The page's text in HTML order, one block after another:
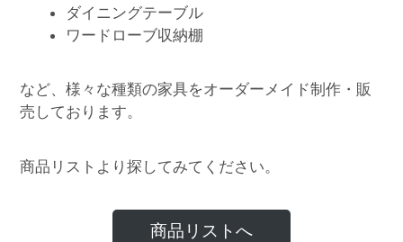
ダイニングテーブル
ワードローブ収納棚
など、様々な種類の家具をオーダーメイド制作・販
売しております。
商品リストより探してみてください。
商品リストへ